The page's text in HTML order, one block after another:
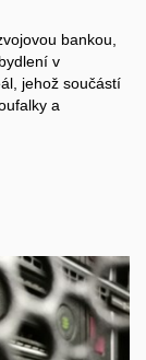
bankou,
v
jehož součástí
a